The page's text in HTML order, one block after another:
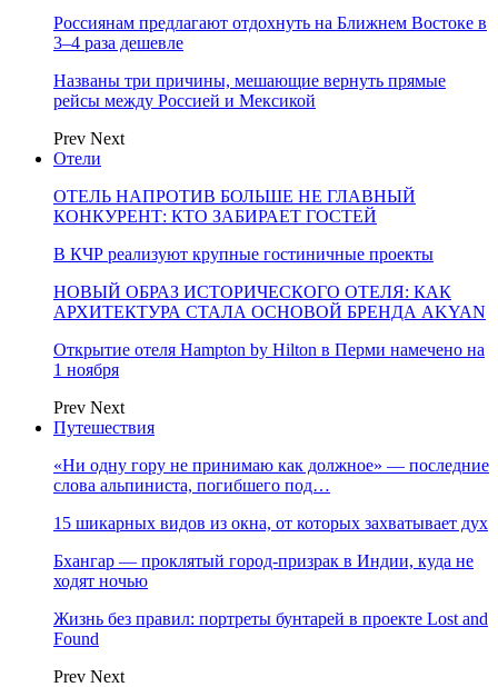
Россиянам предлагают отдохнуть на Ближнем Востоке в
3–4 раза дешевле
Названы три причины, мешающие вернуть прямые
рейсы между Россией и Мексикой
Prev Next
Отели
ОТЕЛЬ НАПРОТИВ БОЛЬШЕ НЕ ГЛАВНЫЙ
КОНКУРЕНТ: КТО ЗАБИРАЕТ ГОСТЕЙ
В КЧР реализуют крупные гостиничные проекты
НОВЫЙ ОБРАЗ ИСТОРИЧЕСКОГО ОТЕЛЯ: КАК
АРХИТЕКТУРА СТАЛА ОСНОВОЙ БРЕНДА AKYAN
Открытие отеля Hampton by Hilton в Перми намечено на
1 ноября
Prev Next
Путешествия
«Ни одну гору не принимаю как должное» — последние
слова альпиниста, погибшего под…
15 шикарных видов из окна, от которых захватывает дух
Бхангар — проклятый город-призрак в Индии, куда не
ходят ночью
Жизнь без правил: портреты бунтарей в проекте Lost and
Found
Prev Next